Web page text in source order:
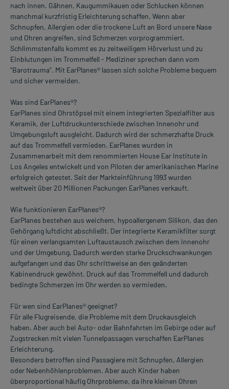
nach innen. Gähnen, Kaugummikauen oder Schlucken können
manchmal kurzfristig Erleichterung schaffen. Wenn aber
Schnupfen, Allergien oder die trockene Luft an Bord unsere Nase
und Ohren angreifen, sind Schmerzen vorprogrammiert.
Schlimmstenfalls kommt es zu zeitweiligem Hörverlust und zu
Einblutungen im Trommelfell - Mediziner sprechen dann vom
"Barotrauma". Mit EarPlanes® lassen sich solche Probleme bequem
und sicher vermeiden.
Was sind EarPlanes®?
EarPlanes sind Ohrstöpsel mit einem integrierten Spezialfilter aus
Keramik, der Luftdruckunterschiede zwischen Innenohr und
Umgebungsluft ausgleicht. Dadurch wird der schmerzhafte Druck
auf das Trommelfell vermieden. EarPlanes wurden in
Zusammenarbeit mit dem renommierten House Ear Institute in
Los Angeles entwickelt und von Piloten der amerikanischen Marine
erfolgreich getestet. Seit der Markteinführung 1993 wurden
weltweit über 20 Millionen Packungen EarPlanes verkauft.
Wie funktionieren EarPlanes®?
EarPlanes bestehen aus weichem, hypoallergenem Silikon, das den
Gehörgang luftdicht abschließt. Der integrierte Keramikfilter sorgt
für einen verlangsamten Luftaustausch zwischen dem Innenohr
und der Umgebung. Dadurch werden starke Druckschwankungen
aufgefangen und das Ohr schrittweise an den geänderten
Kabinendruck gewöhnt. Druck auf das Trommelfell und dadurch
bedingte Schmerzen im Ohr werden so vermieden.
Für wen sind EarPlanes® geeignet?
Für alle Flugreisende, die Probleme mit dem Druckausgleich
haben. Aber auch bei Auto- oder Bahnfahrten im Gebirge oder auf
Zugstrecken mit vielen Tunnelpassagen verschaffen EarPlanes
Erleichterung.
Besonders betroffen sind Passagiere mit Schnupfen, Allergien
oder Nebenhöhlenproblemen. Aber auch Kinder haben
überproportional häufig Ohrprobleme, da ihre kleinen Ohren